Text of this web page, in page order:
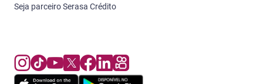
Seja parceiro Serasa Crédito